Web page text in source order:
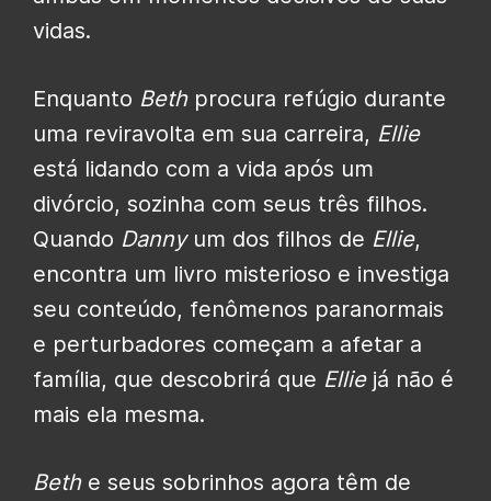
vidas.
Enquanto Bethprocura refúgio durante
uma reviravolta em sua carreira, Ellie
está lidando com a vida após um
divórcio, sozinha com seus três filhos.
Quando Danny um dos filhos de Ellie,
encontra um livro misterioso e investiga
seu conteúdo, fenômenos paranormais
e perturbadores começam a afetar a
família, que descobrirá que Elliejá não é
mais ela mesma.
Bethe seus sobrinhos agora têm de